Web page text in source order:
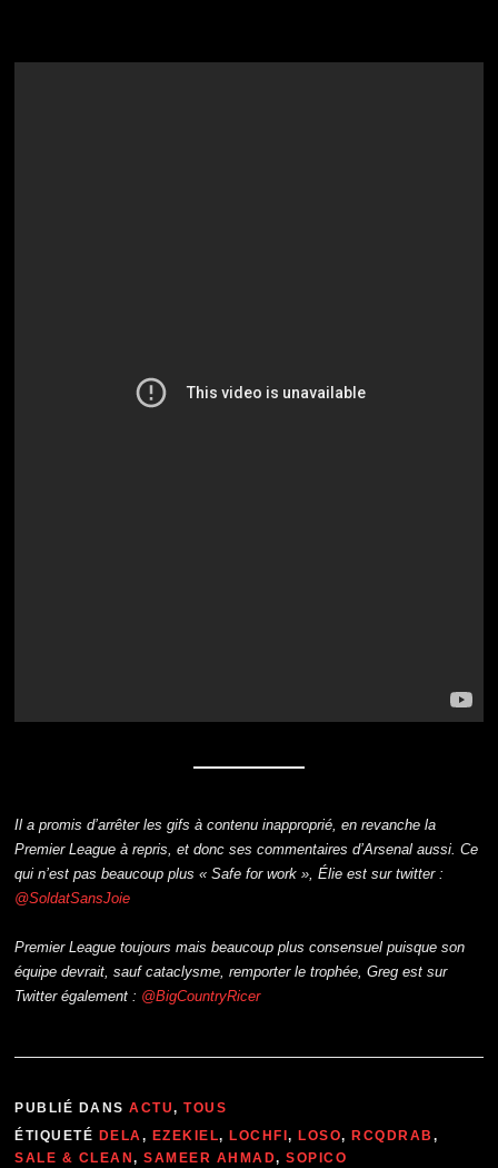
Il a promis d’arrêter les gifs à contenu inapproprié, en revanche la
Premier League à repris, et donc ses commentaires d’Arsenal aussi. Ce
qui n’est pas beaucoup plus « Safe for work », Élie est sur twitter :
@SoldatSansJoie
Premier League toujours mais beaucoup plus consensuel puisque son
équipe devrait, sauf cataclysme, remporter le trophée, Greg est sur
Twitter également : @BigCountryRicer
PUBLIÉ DANSACTU,TOUS
ÉTIQUETÉ DELA, EZEKIEL, LOCHFI, LOSO, RCQDRAB ,
SALE & CLEAN,SAMEER AHMAD,SOPICO